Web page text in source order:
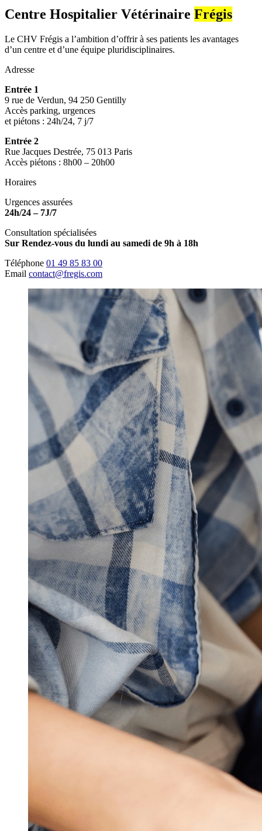
Centre Hospitalier Vétérinaire Frégis
Le CHV Frégis a l’ambition d’offrir à ses patients les avantages
d’un centre et d’une équipe pluridisciplinaires.
Adresse
Entrée 1
9 rue de Verdun, 94 250 Gentilly
Accès parking, urgences
et piétons : 24h/24, 7 j/7
Entrée 2
Rue Jacques Destrée, 75 013 Paris
Accès piétons : 8h00 – 20h00
Horaires
Urgences assurées
24h/24 – 7J/7
Consultation spécialisées
Sur Rendez-vous du lundi au samedi de 9h à 18h
Téléphone 01 49 85 83 00
Email contact@fregis.com